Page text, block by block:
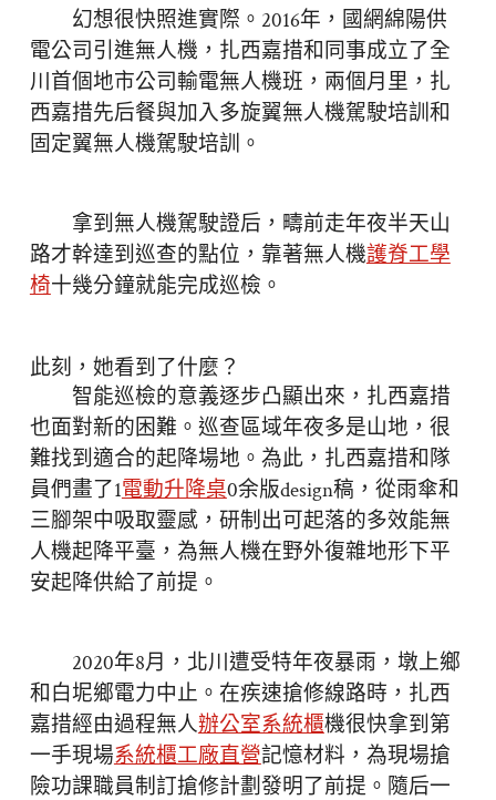
幻想很快照進實際。2016年，國網綿陽供
電公司引進無人機，扎西嘉措和同事成立了全
川首個地市公司輸電無人機班，兩個月里，扎
西嘉措先后餐與加入多旋翼無人機駕駛培訓和
固定翼無人機駕駛培訓。
拿到無人機駕駛證后，疇前走年夜半天山
路才幹達到巡查的點位，靠著無人機護脊工學
椅十幾分鐘就能完成巡檢。
此刻，她看到了什麼？
智能巡檢的意義逐步凸顯出來，扎西嘉措
也面對新的困難。巡查區域年夜多是山地，很
難找到適合的起降場地。為此，扎西嘉措和隊
員們畫了1電動升降桌0余版design稿，從雨傘和
三腳架中吸取靈感，研制出可起落的多效能無
人機起降平臺，為無人機在野外復雜地形下平
安起降供給了前提。
2020年8月，北川遭受特年夜暴雨，墩上鄉
和白坭鄉電力中止。在疾速搶修線路時，扎西
嘉措經由過程無人辦公室系統櫃機很快拿到第
一手現場系統櫃工廠直營記憶材料，為現場搶
險功課職員制訂搶修計劃發明了前提。隨后一